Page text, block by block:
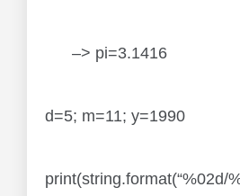
–> pi=3.1416
d=5; m=11; y=1990
print(string.format(“%02d/